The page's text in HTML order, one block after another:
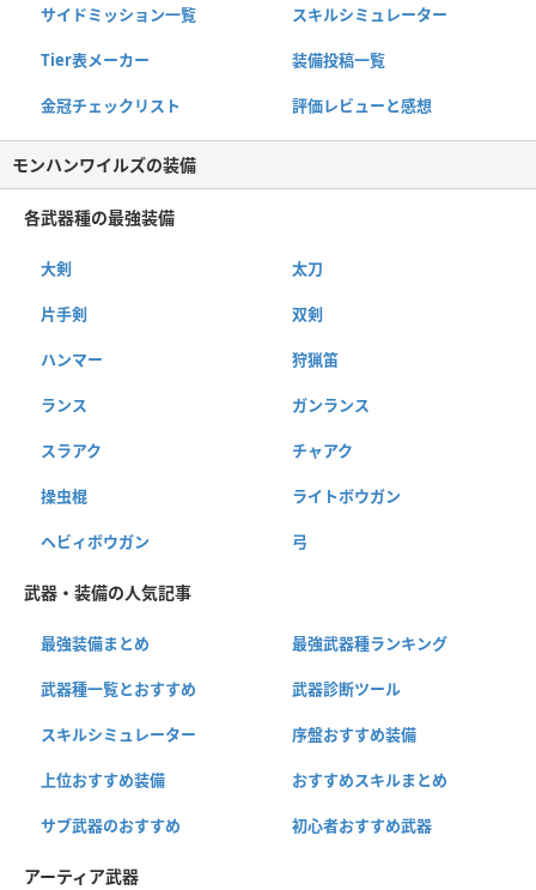
サイドミッション一覧 スキルシミュレーター
Tier表メーカー 装備投稿一覧
金冠チェックリスト 評価レビューと感想
モンハンワイルズの装備
各武器種の最強装備
大剣 太刀
片手剣 双剣
ハンマー 狩猟笛
ランス ガンランス
スラアク チャアク
操虫棍 ライトボウガン
ヘビィボウガン 弓
武器・装備の人気記事
最強装備まとめ 最強武器種ランキング
武器種一覧とおすすめ 武器診断ツール
スキルシミュレーター 序盤おすすめ装備
上位おすすめ装備 おすすめスキルまとめ
サブ武器のおすすめ 初心者おすすめ武器
アーティア武器